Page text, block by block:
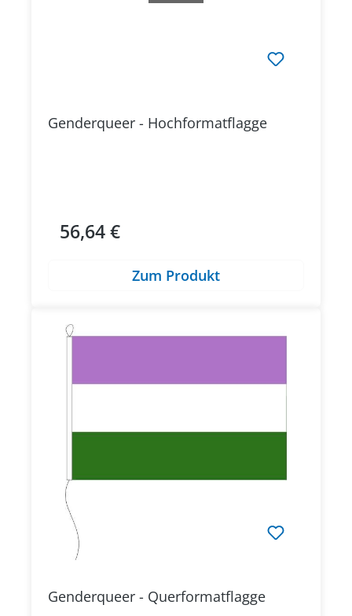
Genderqueer - Hochformatflagge
Regulärer Preis:
56,64 €
Zum Produkt
Genderqueer - Querformatflagge